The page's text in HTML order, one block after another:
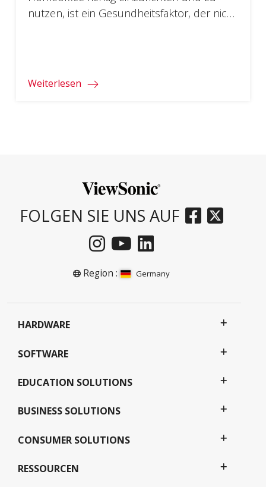
nutzen, ist ein Gesundheitsfaktor, der nicht
Sitzhaltung.
Weiterlesen
FOLGEN SIE UNS AUF
Region : Germany
HARDWARE
SOFTWARE
EDUCATION SOLUTIONS
BUSINESS SOLUTIONS
CONSUMER SOLUTIONS
RESSOURCEN